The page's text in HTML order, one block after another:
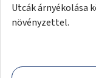
Utcák
növényzettel.